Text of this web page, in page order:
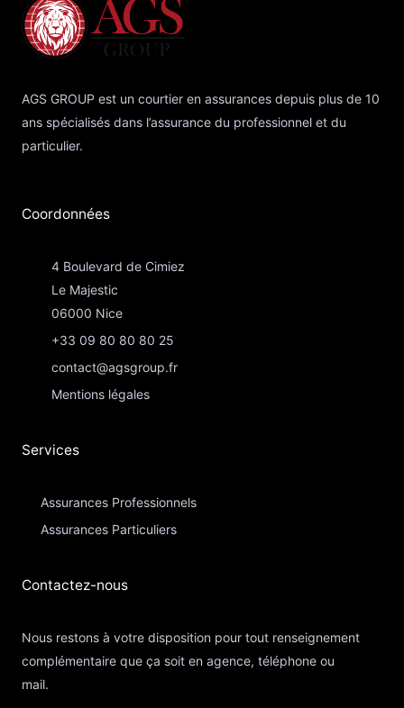
AGS GROUP est un courtier en assurances depuis plus de 10
ans spécialisés dans l’assurance du professionnel et du
particulier.
Coordonnées​
4 Boulevard de Cimiez
Le Majestic
06000 Nice
+33 09 80 80 80 25
contact@agsgroup.fr
Mentions légales
Services
Assurances Professionnels
Assurances Particuliers​
Contactez-nous​
Nous restons à votre disposition pour tout renseignement
complémentaire que ça soit en agence, téléphone ou
mail.